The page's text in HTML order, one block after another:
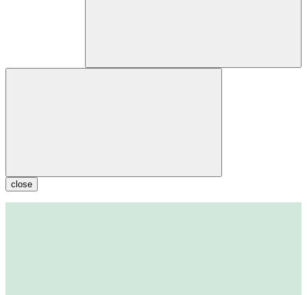
close